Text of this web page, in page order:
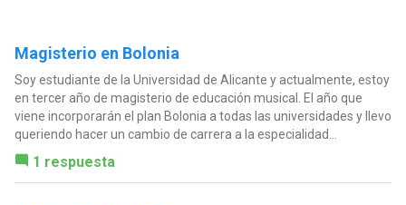
Magisterio en Bolonia
Soy estudiante de la Universidad de Alicante y actualmente, estoy
en tercer año de magisterio de educación musical. El año que
viene incorporarán el plan Bolonia a todas las universidades y llevo
queriendo hacer un cambio de carrera a la especialidad...
1 respuesta